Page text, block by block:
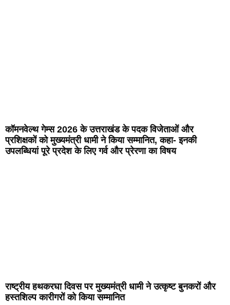
कॉमनवेल्थ गेम्स 2026 के उत्तराखंड के पदक विजेताओं और
प्रशिक्षकों को मुख्यमंत्री धामी ने किया सम्मानित, कहा- इनकी
उपलब्धियां पूरे प्रदेश के लिए गर्व और प्रेरणा का विषय
राष्ट्रीय हथकरघा दिवस पर मुख्यमंत्री धामी ने उत्कृष्ट बुनकरों और
हस्तशिल्प कारीगरों को किया सम्मानित